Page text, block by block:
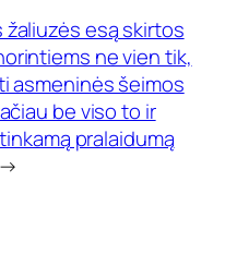
esą skirtos
ne vien tik,
asmeninės šeimos
be viso to ir
pralaidumą
→